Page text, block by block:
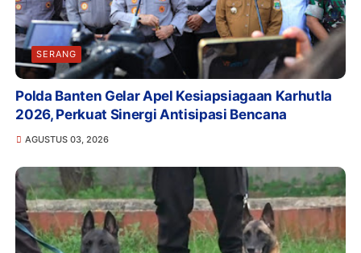
SERANG
Polda Banten Gelar Apel Kesiapsiagaan Karhutla
2026, Perkuat Sinergi Antisipasi Bencana
AGUSTUS 03, 2026